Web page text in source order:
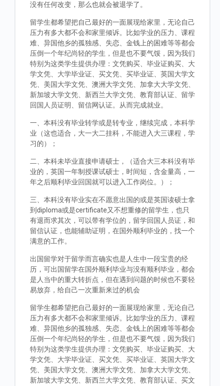
没有任何改变，那么也就会被退学了。
留学生都希望把自己最好的一面展现给家里，无论自己
压力有多大都不会和家里倾诉。比如学业的压力、课程
难、异国他乡的孤独感、失恋、金钱上的困难等等都会
压倒一个年纪尚轻的学生，但是也不要气馁，因为我们
特别为这类学生提供办理：文凭购买、毕业证购买、大
学文凭、大学毕业证、买文凭、买毕业证、英国大学文
凭、美国大学文凭、澳洲大学文凭、加拿大大学文凭、
新加坡大学文凭、新西兰大学文凭、教育部认证、留学
回国人员证明、留信网认证。从而完成就业。
一、本科没有毕业转学或是转专业，继续完成，本科学
业（这也适合，大一大二挂科，不能进入大三课程，学
习的）；
二、本科未毕业直接申请硕士，（适合大三本科没有毕
业的，英国一年制授课试硕士，时间短，含金量高，一
年之后顺利毕业回国就可以进入工作岗位。）；
三、本科没有毕业实在不愿意出国的或是英国读硕士拿
到diploma或是certificate又不想重修的留学生，也只
有退而求其次，可以带有学位的，留学回国人员证，和
留信认证，也能辅助证明，在国外顺利毕业的，找一个
满意的工作。
出国留学对于留学而言确实也是人生中一段宝贵的经
历，可出国留学在国外顺利毕业与没有顺利毕业，都会
是人当中的重大转折点，但在遇到问题的时候也不要轻
易放弃，给自己一次重新来过的机会
留学生都希望把自己最好的一面展现给家里，无论自己
压力有多大都不会和家里倾诉。比如学业的压力、课程
难、异国他乡的孤独感、失恋、金钱上的困难等等都会
压倒一个年纪尚轻的学生，但是也不要气馁，因为我们
特别为这类学生提供办理：文凭购买、毕业证购买、大
学文凭、大学毕业证、买文凭、买毕业证、英国大学文
凭、美国大学文凭、澳洲大学文凭、加拿大大学文凭、
新加坡大学文凭、新西兰大学文凭、教育部认证、买文